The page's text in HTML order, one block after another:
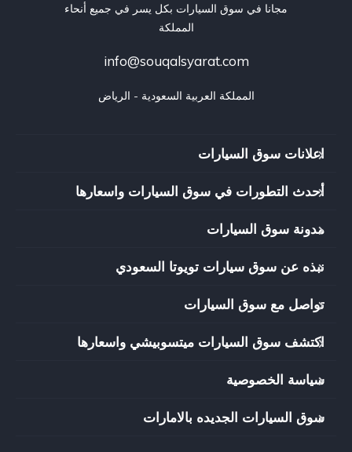
مجانا في سوق السيارات بكل يسر في جميع أنحاء
المملكة
info@souqalsyarat.com
المملكة العربية السعودية - الرياض
اعلانات سوق السيارات
أحدث التطورات في سوق السيارات واسعارها
مدونة سوق السيارات
نبذه عن سوق سيارات تويوتا السعودي
تواصل مع سوق السيارات
اكتشف سوق السيارات ميتسوبيشي واسعارها
سياسة الخصوصية
سوق السيارات الجديده بالامارات